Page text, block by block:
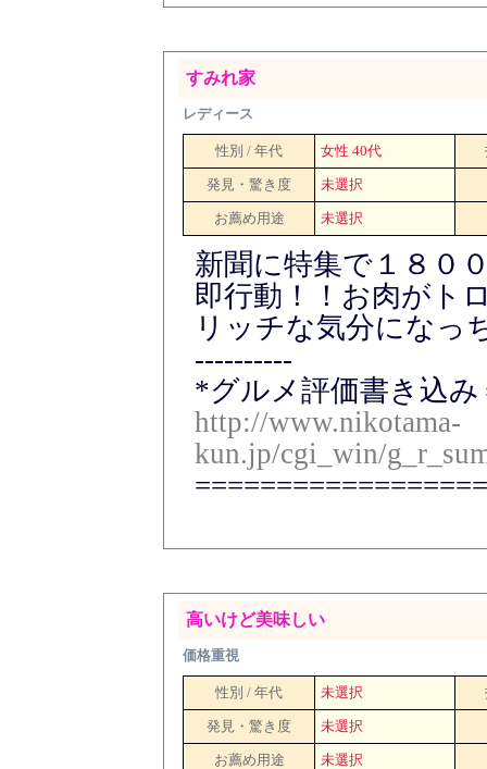
すみれ家
レディース
性別 / 年代 女性 40代
発見・驚き度 未選択
お薦め用途 未選択
新聞に特集で１８０
即行動！！お肉がト
リッチな気分になっ
----------
*グルメ評価書き込
http://www.nikotama-
kun.jp/cgi_win/
高いけど美味しい
価格重視
性別 / 年代 未選択
発見・驚き度 未選択
お薦め用途 未選択